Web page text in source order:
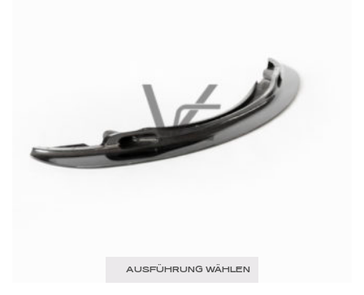
AUSFÜHRUNG WÄHLEN